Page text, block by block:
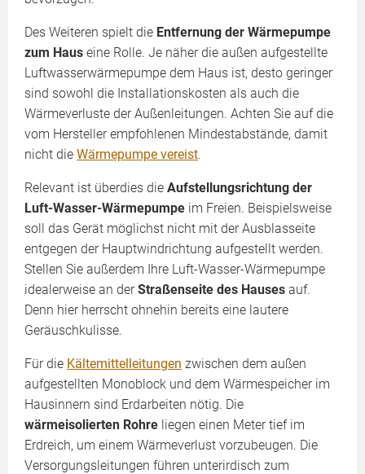
Des Weiteren spielt die Entfernung der Wärmepumpe
zum Haus eine Rolle. Je näher die außen aufgestellte
Luftwasserwärmepumpe dem Haus ist, desto geringer
sind sowohl die Installationskosten als auch die
Wärmeverluste der Außenleitungen. Achten Sie auf die
vom Hersteller empfohlenen Mindestabstände, damit
nicht die Wärmepumpe vereist.
Relevant ist überdies die Aufstellungsrichtung der
Luft-Wasser-Wärmepumpe im Freien. Beispielsweise
soll das Gerät möglichst nicht mit der Ausblasseite
entgegen der Hauptwindrichtung aufgestellt werden.
Stellen Sie außerdem Ihre Luft-Wasser-Wärmepumpe
idealerweise an derStraßenseite des Hauses auf.
Denn hier herrscht ohnehin bereits eine lautere
Geräuschkulisse.
Für die Kältemittelleitungen zwischen dem außen
aufgestellten Monoblock und dem Wärmespeicher im
Hausinnern sind Erdarbeiten nötig. Die
wärmeisolierten Rohre liegen einen Meter tief im
Erdreich, um einem Wärmeverlust vorzubeugen. Die
Versorgungsleitungen führen unterirdisch zum